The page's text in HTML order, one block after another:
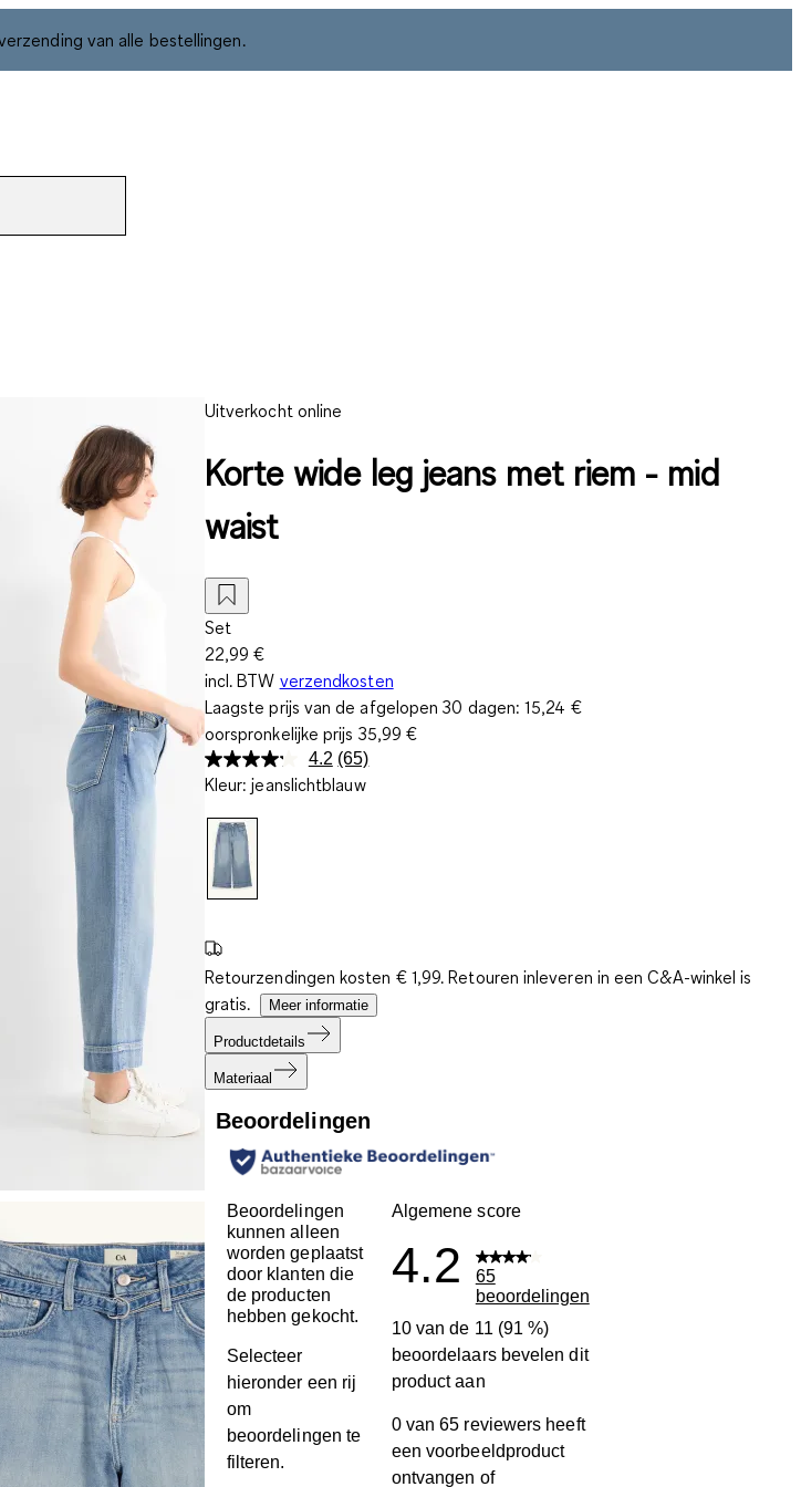
van alle bestellingen.
Uitverkocht online
Korte wide leg jeans met riem - mid
waist
Set
22,99 €
incl. BTW verzendkosten
Laagste prijs van de afgelopen 30 dagen:15,24 €
oorspronkelijke prijs 35,99 €
4.2 Lees
65
(65)
Kleur: jeanslichtblauw
Retourzendingen kosten € 1,99. Retouren inleveren in een C&A-winkel is
gratis.
Meer informatie
Productdetails
Materiaal
Beoordelingen
Beoordelingen
kunnen alleen
worden geplaatst
door klanten die
de producten
hebben gekocht.
Selecteer
hieronder een rij
om
beoordelingen te
filteren.
Algemene score
4.2
65
beoordelingen
10 van de 11 (91 %)
beoordelaars bevelen dit
product aan
0 van 65 reviewers heeft
een voorbeeldproduct
ontvangen of